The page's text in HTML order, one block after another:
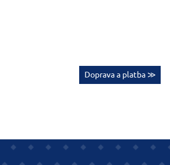
Doprava a platba ≫